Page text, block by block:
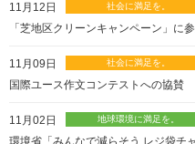
11月12日
「芝地区クリーンキャンペーン」に
11月09日
国際ユース作文コンテストへの協賛
11月02日